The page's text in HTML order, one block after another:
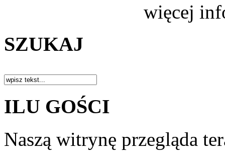
więcej
SZUKAJ
ILU GOŚCI
Naszą witrynę przegląda